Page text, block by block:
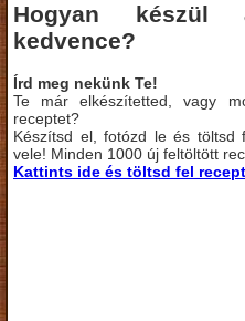
Hogyan
kedvence?
Írd meg nekünk Te!
Te már elkészítetted, vagy
receptet?
Készítsd el, fotózd le és töltsd
vele! Minden 1000 új feltöltött
Kattints ide és töltsd fel